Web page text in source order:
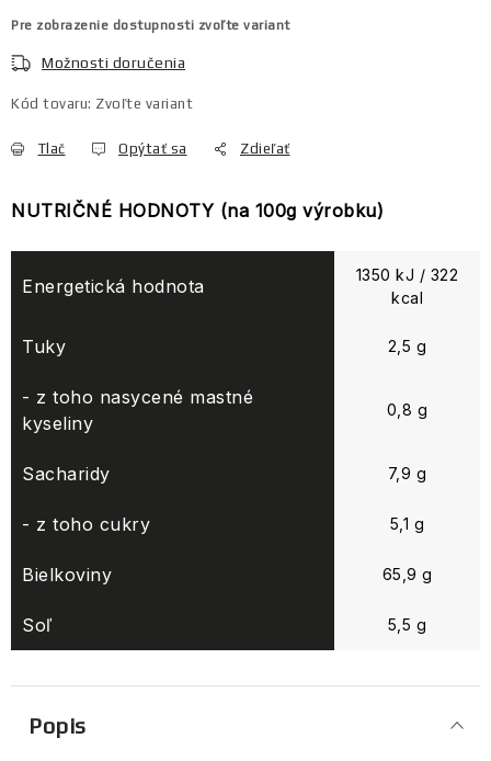
Pre zobrazenie dostupnosti zvoľte variant
Možnosti doručenia
Kód tovaru: Zvoľte variant
Tlač Opýtať sa Zdieľať
NUTRIČNÉ HODNOTY (na 100g výrobku)
Energetická hodnota
1350 kJ / 322
kcal
Tuky 2,5 g
- z toho nasycené mastné
kyseliny
0,8 g
Sacharidy 7,9 g
- z toho cukry 5,1 g
Bielkoviny 65,9 g
Soľ 5,5 g
Popis